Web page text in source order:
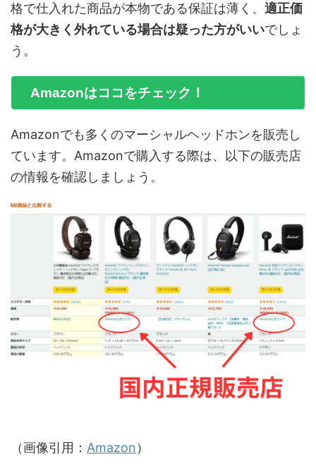
格で仕入れた商品が本物である保証は薄く、 適正価
格が大きく外れている場合は疑った方がいいでしょ
う。
Amazonはココをチェック！
Amazonでも多くのマーシャルヘッドホンを販売し
ています。Amazonで購入する際は、以下の販売店
の情報を確認しましょう。
（画像引用： Amazon）